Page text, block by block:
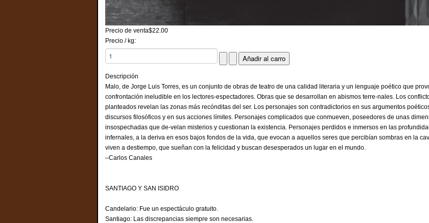
Precio de venta$22.00
Precio / kg:
Descripción
Malo, de Jorge Luis Torres, es un conjunto de obras de teatro de una calidad literaria y un lenguaje poético que
confrontación ineludible en los lectores-espectadores. Obras que se desarrollan en abismos terre-nales. Los
planteados revelan las zonas más recónditas del ser. Los personajes son contradictorios en sus argumentos
discursos filosóficos y en sus acciones límites. Personajes complicados que conmueven, poseedores de unas
insospechadas que de-velan misterios y cuestionan la existencia. Personajes perdidos e inmersos en las
infernales, a la deriva en esos bajos fondos de la vida, que evocan a aquellos seres que percibían sombras en la
viven a destiempo, que sueñan con la felicidad y buscan desesperados un lugar en el mundo.
–Carlos Canales
SANTIAGO Y SAN ISIDRO
Candelario: Fue un espectáculo gratuito.
Santiago: Las discrepancias siempre son necesarias.